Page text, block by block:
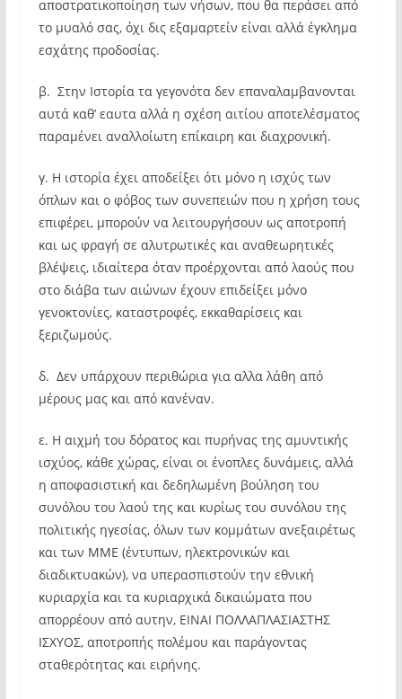
αποστρατικοποίηση των νήσων, που θα περάσει από
το μυαλό σας, όχι δις εξαμαρτείν είναι αλλά έγκλημα
εσχάτης προδοσίας.
β. Στην Ιστορία τα γεγονότα δεν επαναλαμβανονται
αυτά καθ’ εαυτα αλλά η σχέση αιτίου αποτελέσματος
παραμένει αναλλοίωτη επίκαιρη και διαχρονική.
γ. Η ιστορία έχει αποδείξει ότι μόνο η ισχύς των
όπλων και ο φόβος των συνεπειών που η χρήση τους
επιφέρει, μπορούν να λειτουργήσουν ως αποτροπή
και ως φραγή σε αλυτρωτικές και αναθεωρητικές
βλέψεις, ιδιαίτερα όταν προέρχονται από λαούς που
στο διάβα των αιώνων έχουν επιδείξει μόνο
γενοκτονίες, καταστροφές, εκκαθαρίσεις και
ξεριζωμούς.
δ. Δεν υπάρχουν περιθώρια για αλλα λάθη από
μέρους μας και από κανέναν.
ε. Η αιχμή του δόρατος και πυρήνας της αμυντικής
ισχύος, κάθε χώρας, είναι οι ένοπλες δυνάμεις, αλλά
η αποφασιστική και δεδηλωμένη βούληση του
συνόλου του λαού της και κυρίως του συνόλου της
πολιτικής ηγεσίας, όλων των κομμάτων ανεξαιρέτως
και των ΜΜΕ (έντυπων, ηλεκτρονικών και
διαδικτυακών), να υπερασπιστούν την εθνική
κυριαρχία και τα κυριαρχικά δικαιώματα που
απορρέουν από αυτην, ΕΙΝΑΙ ΠΟΛΛΑΠΛΑΣΙΑΣΤΗΣ
ΙΣΧΥΟΣ, αποτροπής πολέμου και παράγοντας
σταθερότητας και ειρήνης.